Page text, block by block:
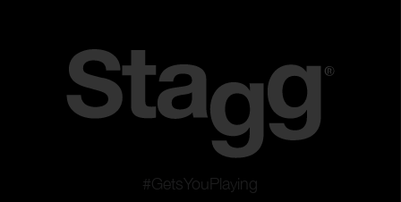
#GetsYouPlaying